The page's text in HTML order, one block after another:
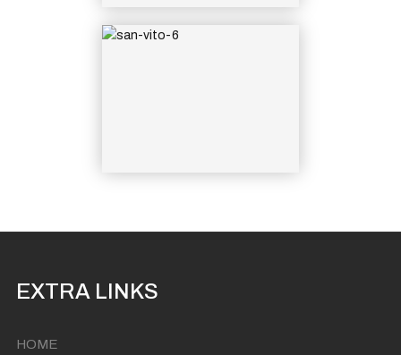
EXTRA LINKS
HOME